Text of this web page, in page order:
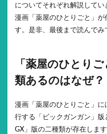
についてそれぞれ解説して
漫画「薬屋のひとりごと」が
す。是非、最後まで読んでみ
「薬屋のひとり
類あるのはなぜ？
漫画「薬屋のひとりごと」に
行する「ビックガンガン」
GX」版の二種類が存在しま